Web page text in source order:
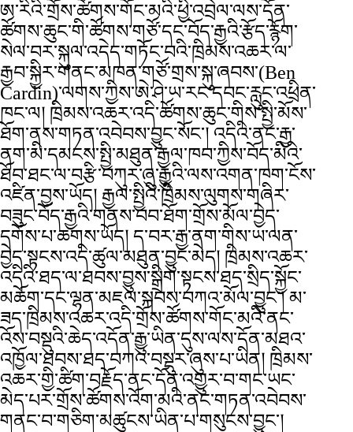
ཨ་རིའི་གྲོས་ཚོགས་གོང་མའི་ཕྱི་འབྲེལ་ལས་དོན་
ཚོགས་ཆུང་གི་ཚོགས་གཙོ་དང་བོད་རྒྱའི་རྩོད་རྙོག་
སེལ་བར་སྐུལ་འདེད་གཏོང་བའི་ཁྲིམས་འཆར་ལ་
རྒྱབ་སྐྱིར་གནང་མཁན་གཙོ་གྲས་སྐུ་ཞབས་(Ben
Cardin)་ལགས་ཀྱིས་ཨེ་ཤེ་ཡ་རང་དབང་རླུང་འཕྲིན་
ཁང་ལ། ཁྲིམས་འཆར་འདི་ཚོགས་ཆུང་གིས་སྤྱི་མོས་
ཐོག་ནས་གཏན་འབེབས་བྱུང་སོང་། འདིའི་ནང་རྒྱ་
ནག་མི་དམངས་སྤྱི་མཐུན་རྒྱལ་ཁབ་ཀྱིས་བོད་མིའི་
ཐོབ་ཐང་ལ་བརྩི་བཀུར་ཞུ་རྒྱུའི་ལས་འགན་ཁག་ངོས་
འཛིན་བྱས་ཡོད། རྒྱལ་སྤྱིའི་ཁྲིམས་ལུགས་གཞིར་
བཟུང་བོད་རྒྱའི་གནས་བབ་ཐོག་གྲོས་མོལ་བྱེད་
དགོས་པ་ཆགས་ཡོད། ད་བར་རྒྱ་ནག་གིས་ཡ་ལན་
བྱེད་སྟངས་འདི་ཚུལ་མཐུན་བྱུང་མེད། ཁྲིམས་འཆར་
འདིའི་ཐད་ལ་ཐབས་བྱུས་སྒྲིག་སྟངས་ཐད་སྲིད་སྐྱོང་
མཆོག་དང་ལྷན་མཇལ་སྐབས་བཀའ་མོལ་བྱུང་། མ་
ཟད་ཁྲིམས་འཆར་འདི་གྲོས་ཚོགས་གོང་མའི་ནང་
འོས་བསྡུའི་ཆེད་འདོན་རྒྱུ་ཡིན་དུས་ལས་དོན་མཐའ་
འཁྱོལ་ཐབས་ཐད་བཀའ་བསྡུར་ཞུས་པ་ཡིན། ཁྲིམས་
འཆར་གྱི་ཚིག་བརྗོད་ནང་དོན་འགྱུར་བ་གང་ཡང་
མེད་པར་གྲོས་ཚོགས་འོག་མའི་ནང་གཏན་འབེབས་
གནང་བ་གཅིག་མཚུངས་ཡིན་པ་གསུངས་བྱུང་།